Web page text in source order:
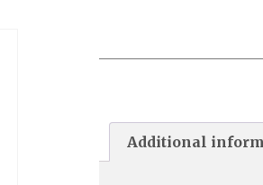
Additional